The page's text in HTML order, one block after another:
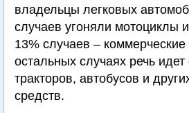
владельцы легковых
случаев угоняли мотоциклы
13% случаев –
остальных случаях речь идет
тракторов, автобусов и
средств.